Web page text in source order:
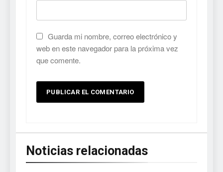
Guarda mi nombre, correo electrónico y
web en este navegador para la próxima vez
que comente.
Noticias relacionadas
ya tiene fecha: Capcom
lanza demo gratuita y abre
7
No Rest for the Wicked
8
Stuntman: Hollywood